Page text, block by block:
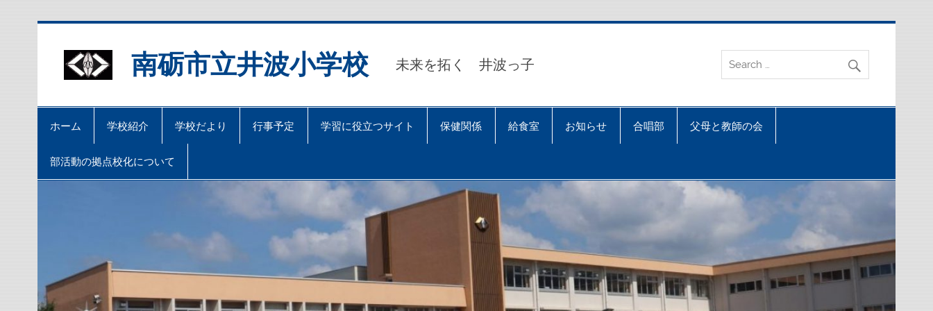
南砺市立井波小学校 未来を拓く 井波っ子
ホーム 学校紹介 学校だより 行事予定 学習に役立つサイト 保健関係 給食室 お知らせ 合唱部 父母と教師の会
部活動の拠点校化について